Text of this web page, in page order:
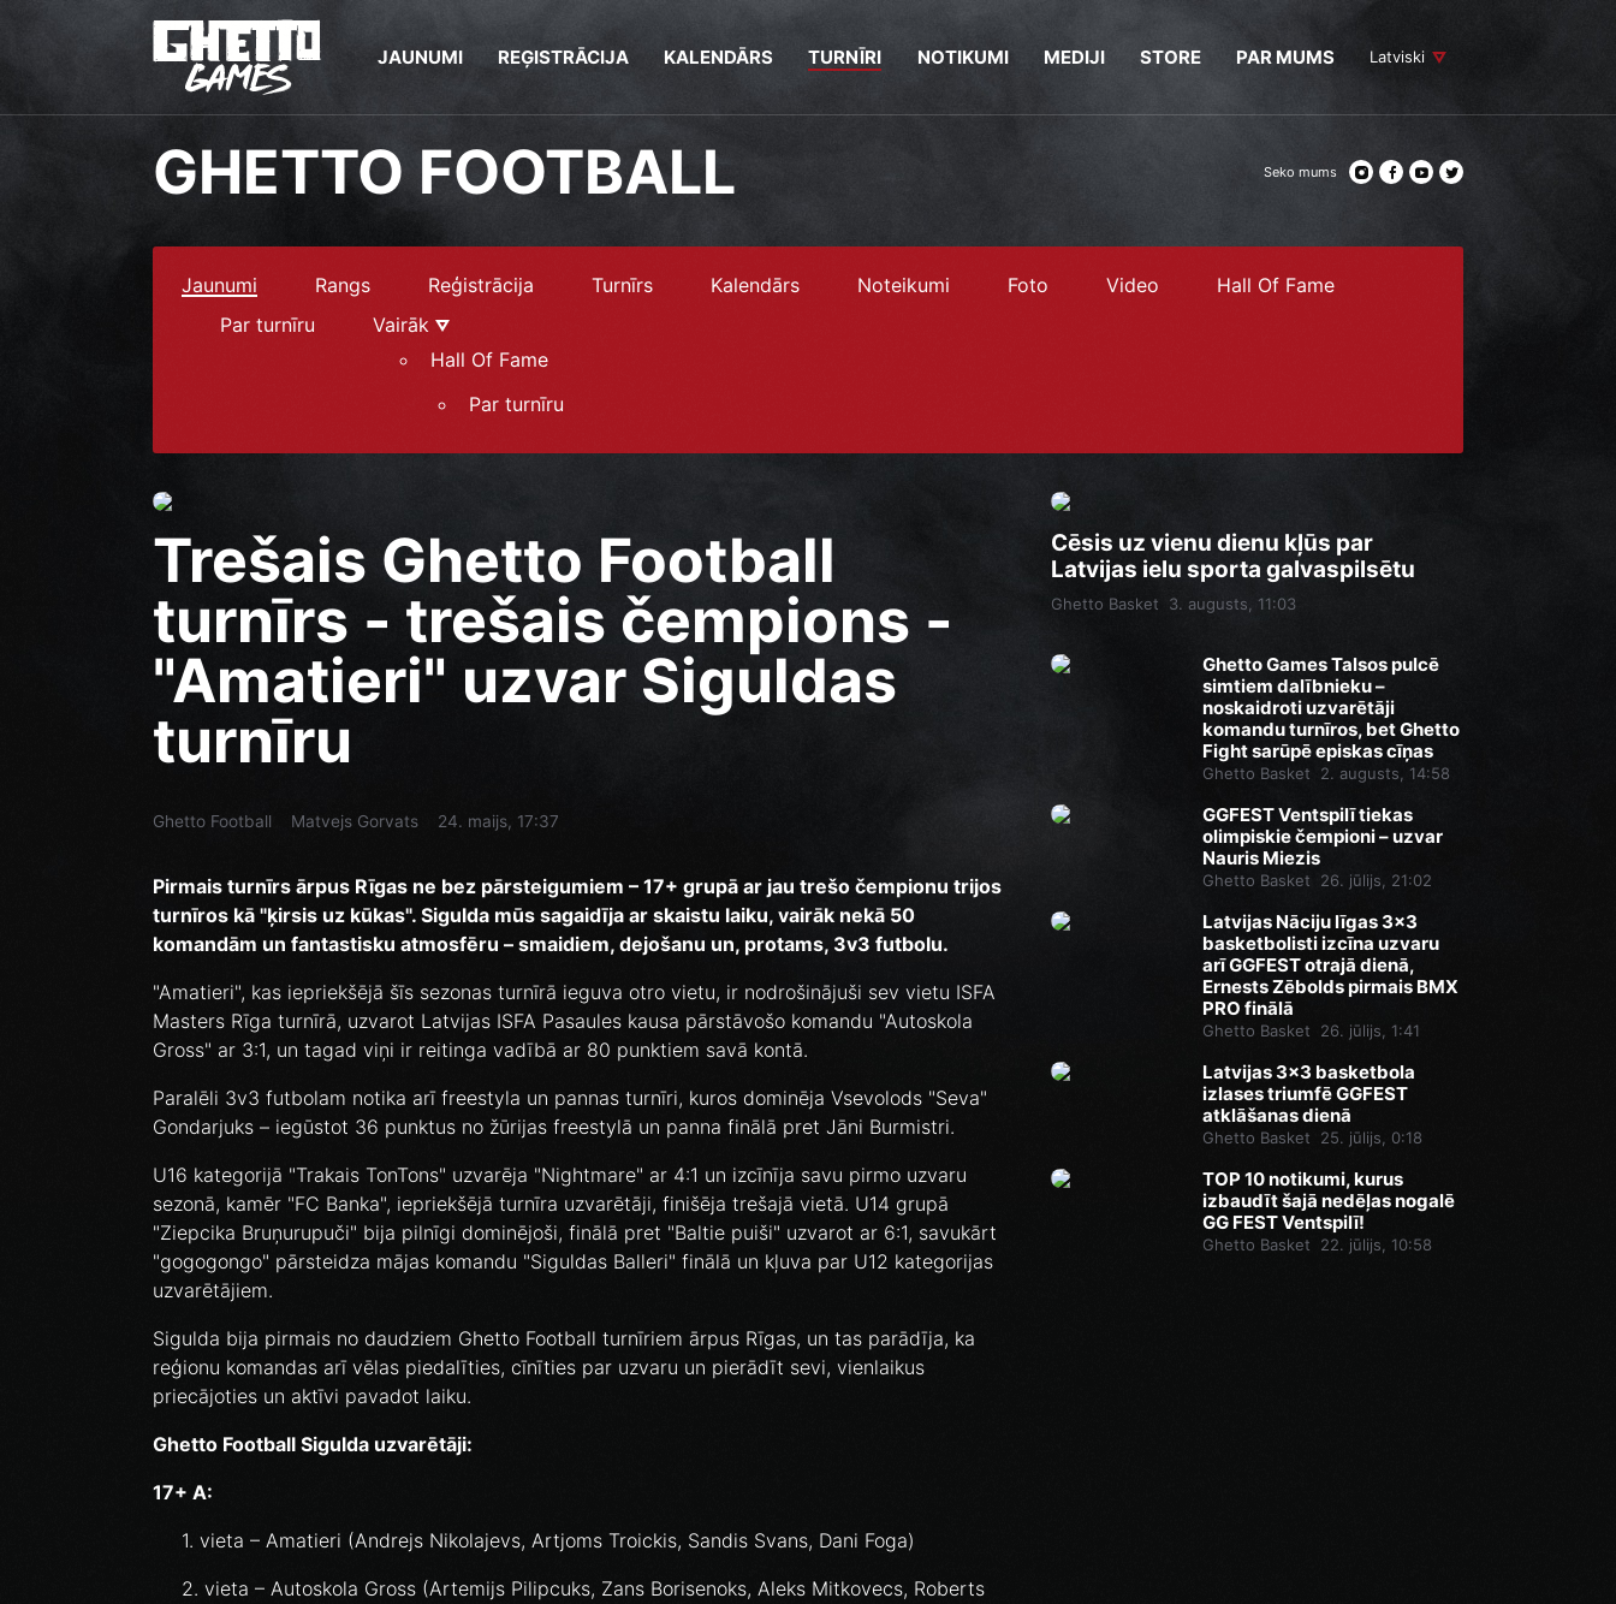
JAUNUMI REĢISTRĀCIJA KALENDĀRS TURNĪRI NOTIKUMI MEDIJI STORE PAR MUMS Latviski
GHETTO FOOTBALL Seko mums
Jaunumi Rangs Reģistrācija Turnīrs Kalendārs Noteikumi Foto Video
Hall Of Fame
Par turnīru
Vairāk
Hall Of Fame
Par turnīru
Trešais Ghetto Football
turnīrs - trešais čempions -
"Amatieri" uzvar Siguldas
turnīru
Ghetto Football Matvejs Gorvats 24. maijs, 17:37
Pirmais turnīrs ārpus Rīgas ne bez pārsteigumiem – 17+ grupā ar jau trešo čempionu trijos
turnīros kā "ķirsis uz kūkas". Sigulda mūs sagaidīja ar skaistu laiku, vairāk nekā 50
komandām un fantastisku atmosfēru – smaidiem, dejošanu un, protams, 3v3 futbolu.
"Amatieri", kas iepriekšējā šīs sezonas turnīrā ieguva otro vietu, ir nodrošinājuši sev vietu ISFA
Masters Rīga turnīrā, uzvarot Latvijas ISFA Pasaules kausa pārstāvošo komandu "Autoskola
Gross" ar 3:1, un tagad viņi ir reitinga vadībā ar 80 punktiem savā kontā.
Paralēli 3v3 futbolam notika arī freestyla un pannas turnīri, kuros dominēja Vsevolods "Seva"
Gondarjuks – iegūstot 36 punktus no žūrijas freestylā un panna finālā pret Jāni Burmistri.
U16 kategorijā "Trakais TonTons" uzvarēja "Nightmare" ar 4:1 un izcīnīja savu pirmo uzvaru
sezonā, kamēr "FC Banka", iepriekšējā turnīra uzvarētāji, finišēja trešajā vietā. U14 grupā
"Ziepcika Bruņurupuči" bija pilnīgi dominējoši, finālā pret "Baltie puiši" uzvarot ar 6:1, savukārt
"gogogongo" pārsteidza mājas komandu "Siguldas Balleri" finālā un kļuva par U12 kategorijas
uzvarētājiem.
Sigulda bija pirmais no daudziem Ghetto Football turnīriem ārpus Rīgas, un tas parādīja, ka
reģionu komandas arī vēlas piedalīties, cīnīties par uzvaru un pierādīt sevi, vienlaikus
priecājoties un aktīvi pavadot laiku.
Ghetto Football Sigulda uzvarētāji:
17+ A:
1. vieta – Amatieri (Andrejs Nikolajevs, Artjoms Troickis, Sandis Svans, Dani Foga)
2. vieta – Autoskola Gross (Artemijs Pilipcuks, Zans Borisenoks, Aleks Mitkovecs, Roberts
Cēsis uz vienu dienu kļūs par
Latvijas ielu sporta galvaspilsētu
Ghetto Basket 3. augusts, 11:03
Ghetto Games Talsos pulcē
simtiem dalībnieku –
noskaidroti uzvarētāji
komandu turnīros, bet Ghetto
Fight sarūpē episkas cīņas
Ghetto Basket 2. augusts, 14:58
GGFEST Ventspilī tiekas
olimpiskie čempioni – uzvar
Nauris Miezis
Ghetto Basket 26. jūlijs, 21:02
Latvijas Nāciju līgas 3x3
basketbolisti izcīna uzvaru
arī GGFEST otrajā dienā,
Ernests Zēbolds pirmais BMX
PRO finālā
Ghetto Basket 26. jūlijs, 1:41
Latvijas 3x3 basketbola
izlases triumfē GGFEST
atklāšanas dienā
Ghetto Basket 25. jūlijs, 0:18
TOP 10 notikumi, kurus
izbaudīt šajā nedēļas nogalē
GG FEST Ventspilī!
Ghetto Basket 22. jūlijs, 10:58